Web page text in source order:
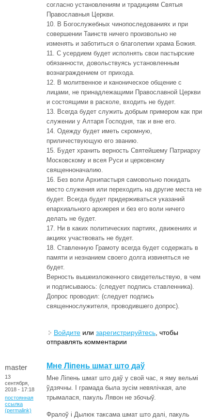
согласно установлениям и традициям Святыя
Православныя Церкви.
10. В Богослужебных чинопоследованиях и при
совершении Таинств ничего произвольно не
изменять и заботиться о благолепии храма Божия.
11. С усердием будет исполнять свои пастырские
обязанности, довольствуясь установленным
вознаграждением от прихода.
12. В молитвенное и каноническое общение с
лицами, не принадлежащими Православной Церкви
и состоящими в расколе, входить не будет.
13. Всегда будет служить добрым примером как при
служении у Алтаря Господня, так и вне его.
14. Одежду будет иметь скромную,
приличествующую его званию.
15. Будет хранить верность Святейшему Патриарху
Московскому и всея Руси и церковному
священноначалию.
16. Без воли Архипастыря самовольно покидать
место служения или переходить на другие места не
будет. Всегда будет придерживаться указаний
епархиального архиерея и без его воли ничего
делать не будет.
17. Ни в каких политических партиях, движениях и
акциях участвовать не будет.
18. Ставленную Грамоту всегда будет содержать в
памяти и незнанием своего долга извиняться не
будет.
Верность вышеизложенного свидетельствую, в чем
и подписываюсь: (следует подпись ставленника).
Допрос проводил: (следует подпись
священнослужителя, проводившего допрос).
Войдите или зарегистрируйтесь , чтобы
отправлять комментарии
master
13
сентября,
2018 - 17:18
постоянная
ссылка
(permalink)
Мне Ліпень шмат што даў
Мне Ліпень шмат што даў у свой час, я яму вельмі
ўдзячны. І грамада была зусім невялічкая, але
трымалася, пакуль Лявон не збочыў.
Фралоў і Дылюк таксама шмат што далі, пакуль